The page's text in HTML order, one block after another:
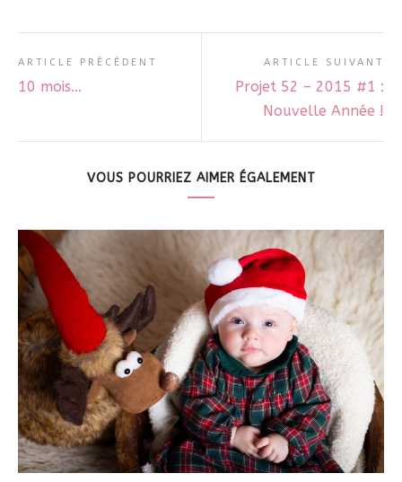
ARTICLE PRÉCÉDENT
10 mois…
ARTICLE SUIVANT
Projet 52 – 2015 #1 :
Nouvelle Année !
VOUS POURRIEZ AIMER ÉGALEMENT